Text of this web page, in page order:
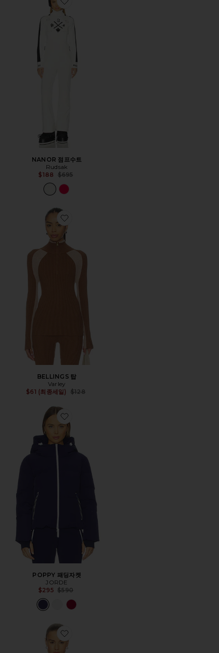
Favorite NANOR 점프수트
NANOR 점프수트
Rudsak
$188 Previous price:
$695
Favorite BELLINGS 탑
BELLINGS 탑
Varley
$61 (최종세일)
Previous price:
$128
Favorite POPPY 패딩자켓
POPPY 패딩자켓
JORDE
$295 Previous price:
$590
Favorite TURTLE NECK HERRINGBONE 스웨터